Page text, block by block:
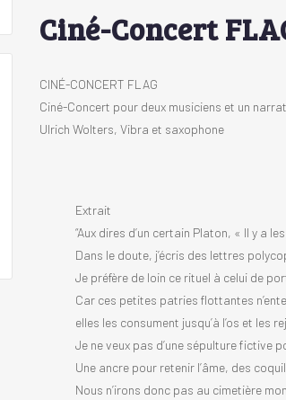
Ciné-Concert
CINÉ-CONCERT FLAG
Ciné-Concert pour deux musiciens et un
Ulrich Wolters, Vibra et saxophone
Extrait
“Aux dires d’un certain Platon, « Il y a
Dans le doute, j’écris des lettres
Je préfère de loin ce rituel à celui de
Car ces petites patries flottantes
elles les consument jusqu’à l’os et les
Je ne veux pas d’une sépulture fictive
Une ancre pour retenir l’âme, des
Nous n’irons donc pas au cimetière